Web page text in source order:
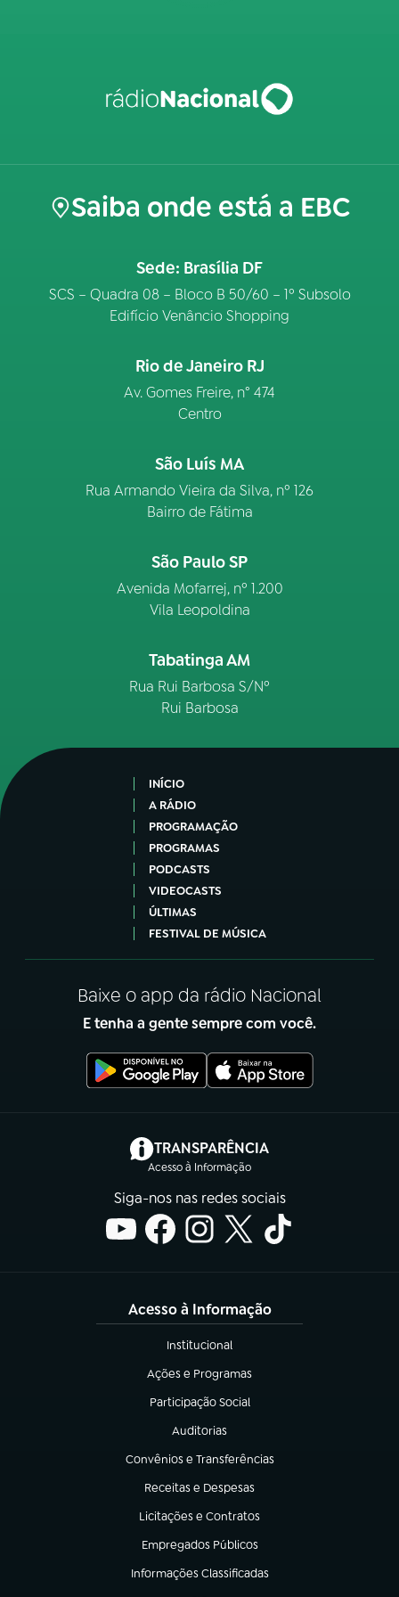
Saiba onde está a EBC
Sede: Brasília DF
SCS – Quadra 08 – Bloco B 50/60 – 1º Subsolo
Edifício Venâncio Shopping
Rio de Janeiro RJ
Av. Gomes Freire, n° 474
Centro
São Luís MA
Rua Armando Vieira da Silva, nº 126
Bairro de Fátima
São Paulo SP
Avenida Mofarrej, nº 1.200
Vila Leopoldina
Tabatinga AM
Rua Rui Barbosa S/Nº
Rui Barbosa
INÍCIO
A RÁDIO
PROGRAMAÇÃO
PROGRAMAS
PODCASTS
VIDEOCASTS
ÚLTIMAS
FESTIVAL DE MÚSICA
Baixe o app da rádio Nacional
E tenha a gente sempre com você.
TRANSPARÊNCIA
Acesso à Informação
(abre em nova aba)
Siga-nos nas redes sociais
Acesso à Informação
Institucional
(abre em nova aba)
Ações e Programas
(abre em nova aba)
Participação Social
(abre em nova aba)
Auditorias
(abre em nova aba)
Convênios e Transferências
(abre em nova aba)
Receitas e Despesas
(abre em nova aba)
Licitações e Contratos
(abre em nova aba)
Empregados Públicos
(abre em nova aba)
Informações Classificadas
(abre em nova aba)